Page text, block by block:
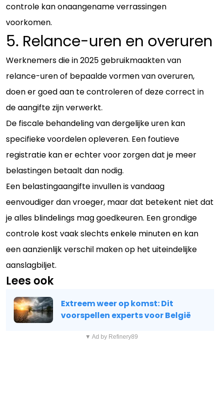
controle kan onaangename verrassingen
voorkomen.
5. Relance-uren en overuren
Werknemers die in 2025 gebruikmaakten van
relance-uren of bepaalde vormen van overuren,
doen er goed aan te controleren of deze correct in
de aangifte zijn verwerkt.
De fiscale behandeling van dergelijke uren kan
specifieke voordelen opleveren. Een foutieve
registratie kan er echter voor zorgen dat je meer
belastingen betaalt dan nodig.
Een belastingaangifte invullen is vandaag
eenvoudiger dan vroeger, maar dat betekent niet dat
je alles blindelings mag goedkeuren. Een grondige
controle kost vaak slechts enkele minuten en kan
een aanzienlijk verschil maken op het uiteindelijke
aanslagbiljet.
Lees ook
Extreem weer op komst: Dit
voorspellen experts voor België
▼ Ad by Refinery89